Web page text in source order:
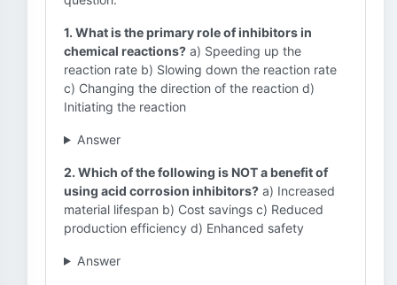
1. What is the primary role of inhibitors in
chemical reactions? a) Speeding up the
reaction rate b) Slowing down the reaction rate
c) Changing the direction of the reaction d)
Initiating the reaction
Answer
2. Which of the following is NOT a benefit of
using acid corrosion inhibitors? a) Increased
material lifespan b) Cost savings c) Reduced
production efficiency d) Enhanced safety
Answer